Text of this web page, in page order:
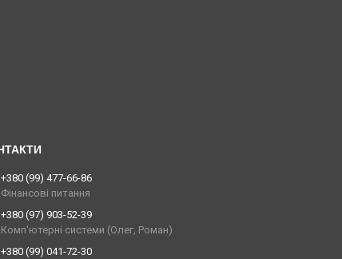
+380 (99) 477-66-86
Фінансові питання
+380 (97) 903-52-39
Комп'ютерні системи (Олег, Роман)
+380 (99) 041-72-30